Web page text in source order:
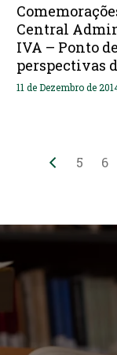
Central
IVA – Ponto
perspectivas
11 de Dezembro de
5 6